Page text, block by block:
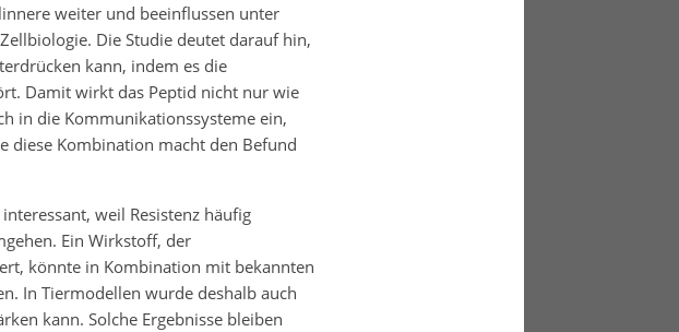
weiter und beeinflussen unter
Die Studie deutet darauf hin,
kann, indem es die
Damit wirkt das Peptid nicht nur wie
in die Kommunikationssysteme ein,
diese Kombination macht den Befund
weil Resistenz häufig
Ein Wirkstoff, der
könnte in Kombination mit bekannten
In Tiermodellen wurde deshalb auch
kann. Solche Ergebnisse bleiben